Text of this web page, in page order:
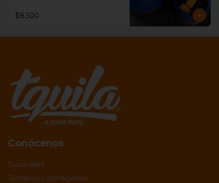
$8.500
Conócenos
Sucursales
Términos y condiciones